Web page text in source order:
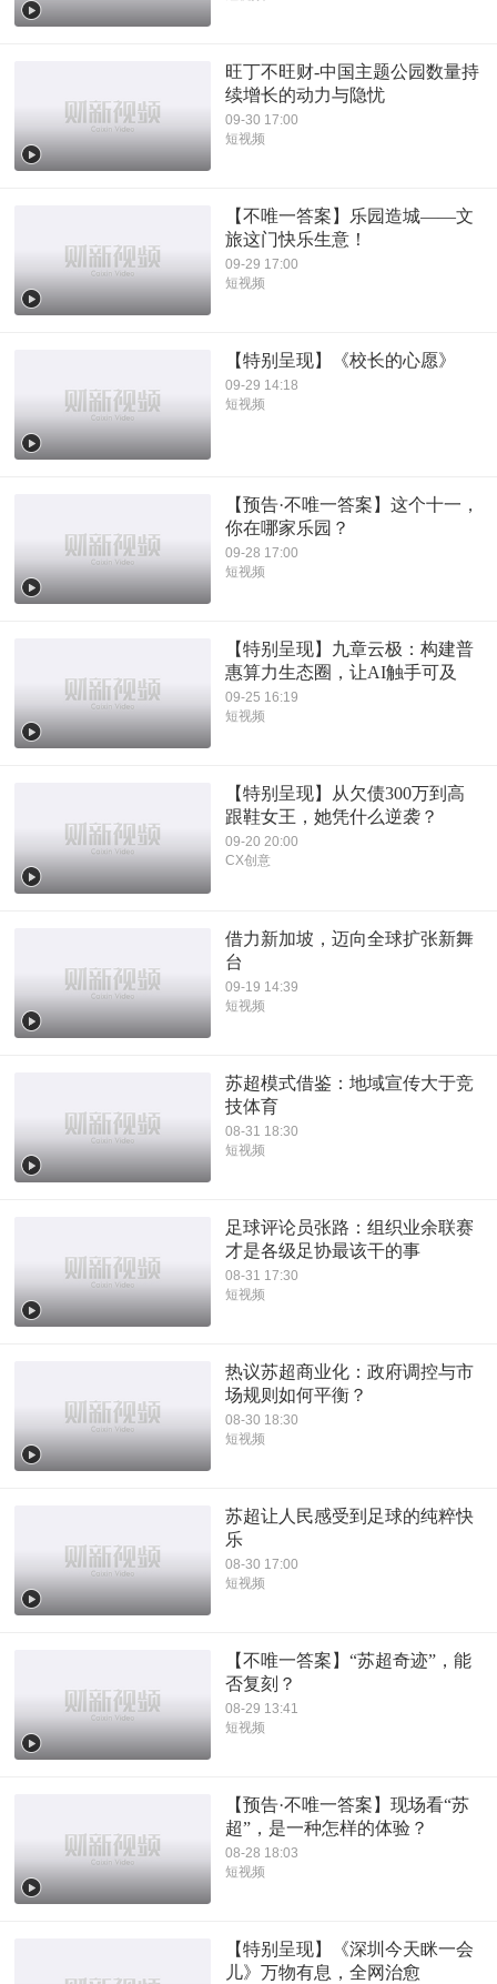
旺丁不旺财-中国主题公园数量持
续增长的动力与隐忧
09-30 17:00
短视频
【不唯一答案】乐园造城——文
旅这门快乐生意！
09-29 17:00
短视频
【特别呈现】《校长的心愿》
09-29 14:18
短视频
【预告·不唯一答案】这个十一，
你在哪家乐园？
09-28 17:00
短视频
【特别呈现】九章云极：构建普
惠算力生态圈，让AI触手可及
09-25 16:19
短视频
【特别呈现】从欠债300万到高
跟鞋女王，她凭什么逆袭？
09-20 20:00
CX创意
借力新加坡，迈向全球扩张新舞
台
09-19 14:39
短视频
苏超模式借鉴：地域宣传大于竞
技体育
08-31 18:30
短视频
足球评论员张路：组织业余联赛
才是各级足协最该干的事
08-31 17:30
短视频
热议苏超商业化：政府调控与市
场规则如何平衡？
08-30 18:30
短视频
苏超让人民感受到足球的纯粹快
乐
08-30 17:00
短视频
【不唯一答案】“苏超奇迹”，能
否复刻？
08-29 13:41
短视频
【预告·不唯一答案】现场看“苏
超”，是一种怎样的体验？
08-28 18:03
短视频
【特别呈现】《深圳今天眯一会
儿》万物有息，全网治愈